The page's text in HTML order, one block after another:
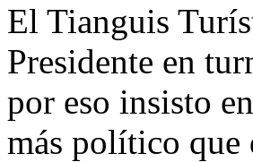
El Tianguis
Presidente en
por eso insisto
más político que